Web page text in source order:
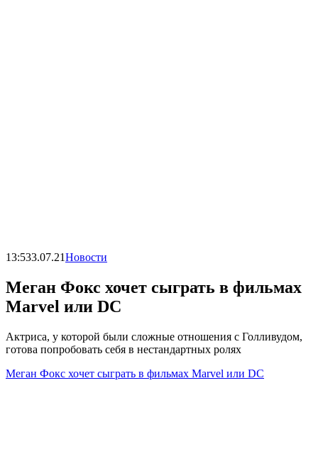
13:533.07.21Новости
Меган Фокс хочет сыграть в фильмах
Marvel или DC
Актриса, у которой были сложные отношения с Голливудом,
готова попробовать себя в нестандартных ролях
Меган Фокс хочет сыграть в фильмах Marvel или DC